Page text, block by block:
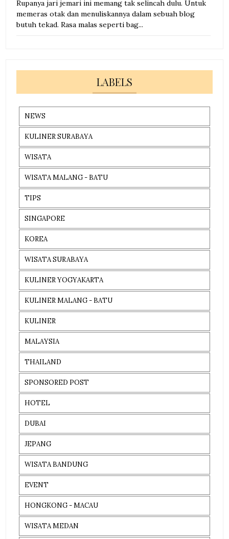
Rupanya jari jemari ini memang tak selincah dulu. Untuk
memeras otak dan menuliskannya dalam sebuah blog
butuh tekad. Rasa malas seperti bag...
LABELS
NEWS
KULINER SURABAYA
WISATA
WISATA MALANG - BATU
TIPS
SINGAPORE
KOREA
WISATA SURABAYA
KULINER YOGYAKARTA
KULINER MALANG - BATU
KULINER
MALAYSIA
THAILAND
SPONSORED POST
HOTEL
DUBAI
JEPANG
WISATA BANDUNG
EVENT
HONGKONG - MACAU
WISATA MEDAN